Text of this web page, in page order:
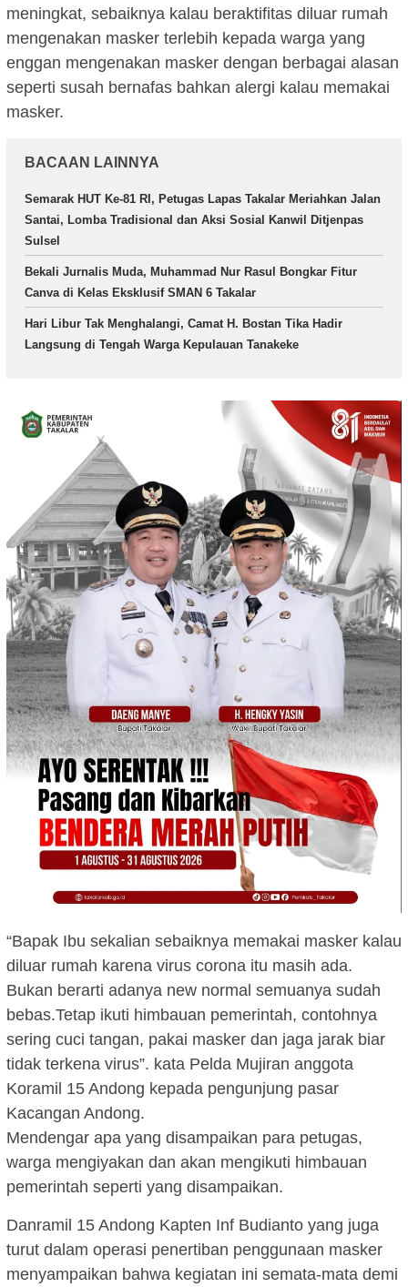
meningkat, sebaiknya kalau beraktifitas diluar rumah
mengenakan masker terlebih kepada warga yang
enggan mengenakan masker dengan berbagai alasan
seperti susah bernafas bahkan alergi kalau memakai
masker.
BACAAN LAINNYA
Semarak HUT Ke-81 RI, Petugas Lapas Takalar Meriahkan Jalan
Santai, Lomba Tradisional dan Aksi Sosial Kanwil Ditjenpas
Sulsel
Bekali Jurnalis Muda, Muhammad Nur Rasul Bongkar Fitur
Canva di Kelas Eksklusif SMAN 6 Takalar
Hari Libur Tak Menghalangi, Camat H. Bostan Tika Hadir
Langsung di Tengah Warga Kepulauan Tanakeke
“Bapak Ibu sekalian sebaiknya memakai masker kalau
diluar rumah karena virus corona itu masih ada.
Bukan berarti adanya new normal semuanya sudah
bebas.Tetap ikuti himbauan pemerintah, contohnya
sering cuci tangan, pakai masker dan jaga jarak biar
tidak terkena virus”. kata Pelda Mujiran anggota
Koramil 15 Andong kepada pengunjung pasar
Kacangan Andong.
Mendengar apa yang disampaikan para petugas,
warga mengiyakan dan akan mengikuti himbauan
pemerintah seperti yang disampaikan.
Danramil 15 Andong Kapten Inf Budianto yang juga
turut dalam operasi penertiban penggunaan masker
menyampaikan bahwa kegiatan ini semata-mata demi